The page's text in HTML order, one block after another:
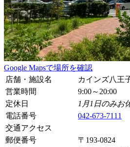
Google Mapsで場所を確認
店舗・施設名
カインズ八王
営業時間
9:00～20:00
定休日
1月1日のみお
電話番号
042-673-7111
交通アクセス
郵便番号
〒 193-0824